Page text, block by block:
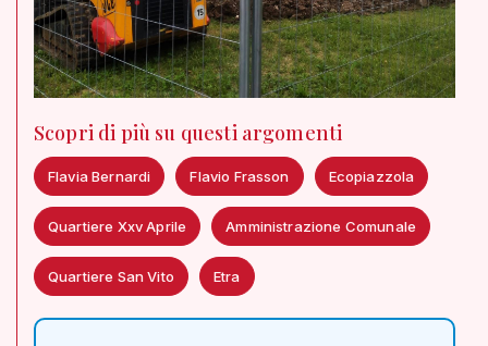
Scopri di più su questi argomenti
Flavia Bernardi Flavio Frasson Ecopiazzola
Quartiere Xxv Aprile Amministrazione Comunale
Quartiere San Vito Etra